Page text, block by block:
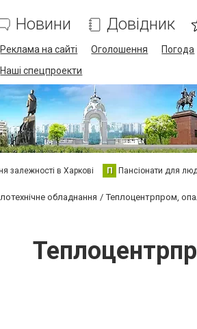
Новини Довідник
Реклама на сайті Оголошення Погода
Наші спецпроекти
залежності в Харкові П Пансіонати для
обладнання Теплоцентрпром,